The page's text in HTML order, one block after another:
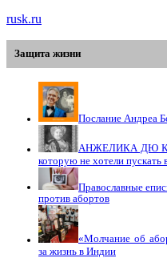
rusk.ru
Защита жизни
Послание Андреа
АНЖЕЛИКА ДЮ
которую не хотели пускать
Православные
против абортов
«Молчание об
за жизнь в Индии